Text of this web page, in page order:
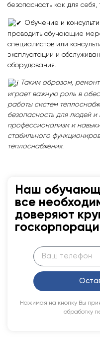
безопасность как для
Обучение и
проводить обучающие
специалистов или
эксплуатации и
оборудования.
Таким образом,
играет важную роль в
работы систем
безопасность для людей и
профессионализм и
стабильного
теплоснабжения.
Наш
все
доверяют
Нажимая на кнопку Вы
обработку